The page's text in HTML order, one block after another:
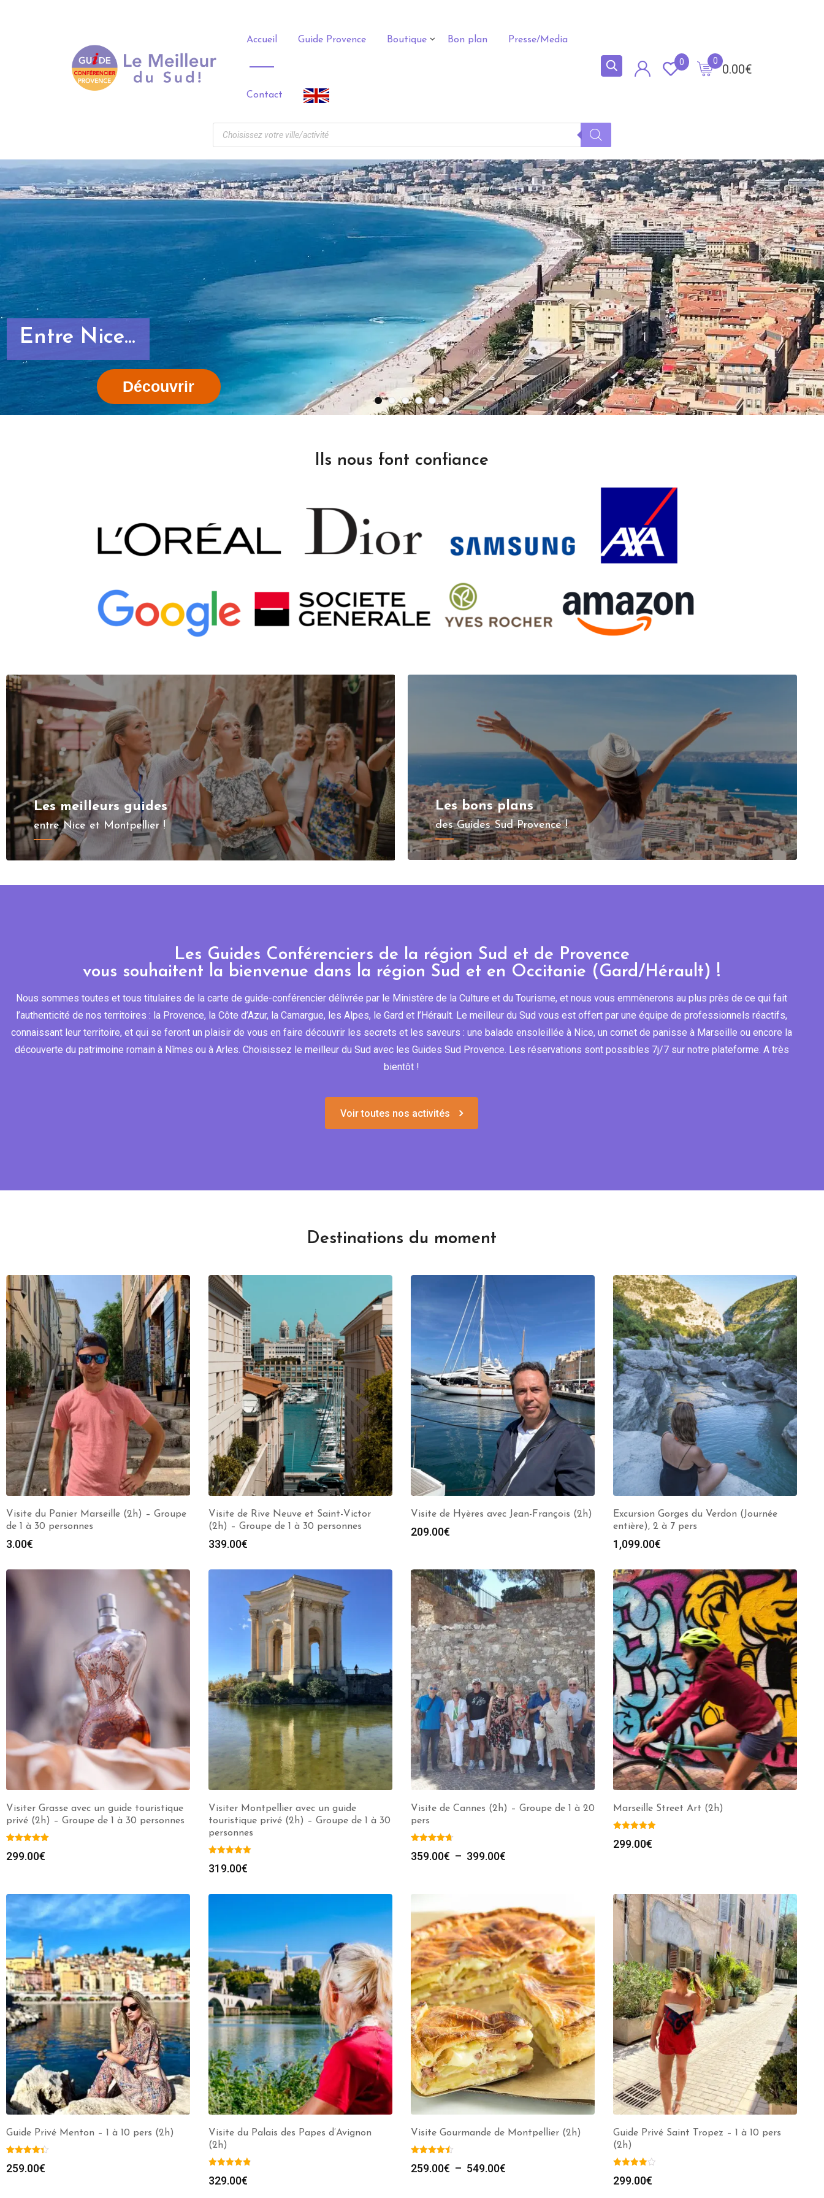
Accueil Guide Provence Boutique Bon plan Presse/Media
Contact
0.00€
0
0
Découvrir
...Montpellier...
Ils nous font confiance
Les meilleurs guides
entre Nice et Montpellier !
Les bons plans
des Guides Sud Provence !
Les Guides Conférenciers de la région Sud et de Provence
vous souhaitent la bienvenue dans la région Sud et en Occitanie (Gard/Hérault) !
Nous sommes toutes et tous titulaires de la carte de guide-conférencier délivrée par le Ministère de la Culture et du Tourisme, et nous vous emmènerons au plus près de ce qui fait
l’authenticité de nos territoires : la Provence, la Côte d’Azur, la Camargue, les Alpes, le Gard et l’Hérault. Le meilleur du Sud vous est offert par une équipe de professionnels réactifs,
connaissant leur territoire, et qui se feront un plaisir de vous en faire découvrir les secrets et les saveurs : une balade ensoleillée à Nice, un cornet de panisse à Marseille ou encore la
découverte du patrimoine romain à Nîmes ou à Arles. Choisissez le meilleur du Sud avec les Guides Sud Provence. Les réservations sont possibles 7j/7 sur notre plateforme. A très
bientôt !
Voir toutes nos activités
Destinations du moment
Visite du Panier Marseille (2h) – Groupe
de 1 à 30 personnes
3.00€
Visite de Rive Neuve et Saint-Victor
(2h) – Groupe de 1 à 30 personnes
339.00€
Visite de Hyères avec Jean-François (2h)
209.00€
Excursion Gorges du Verdon (Journée
entière), 2 à 7 pers
1,099.00€
Visiter Grasse avec un guide touristique
privé (2h) – Groupe de 1 à 30 personnes
299.00€
Visiter Montpellier avec un guide
touristique privé (2h) – Groupe de 1 à 30
personnes
319.00€
Visite de Cannes (2h) – Groupe de 1 à 20
pers
359.00€ – 399.00€
Marseille Street Art (2h)
299.00€
Guide Privé Menton – 1 à 10 pers (2h)
259.00€
Visite du Palais des Papes d’Avignon
(2h)
329.00€
Visite Gourmande de Montpellier (2h)
259.00€ – 549.00€
Guide Privé Saint Tropez – 1 à 10 pers
(2h)
299.00€